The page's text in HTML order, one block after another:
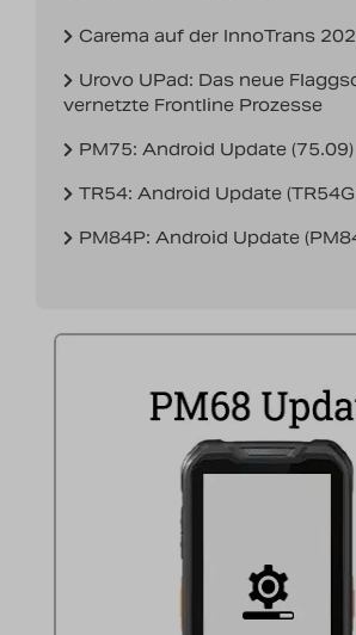
Nachrichten
Carema auf der InnoTrans
Urovo UPad: Das neue
vernetzte Frontline Prozesse
PM75: Android Update (75.09)
TR54: Android Update
PM84P: Android Update